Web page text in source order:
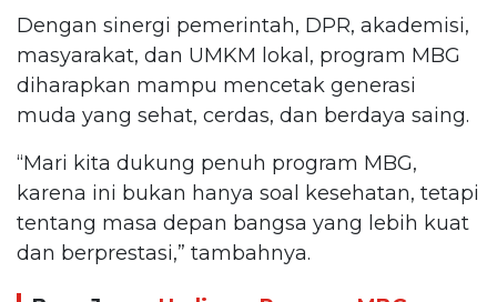
Dengan sinergi pemerintah, DPR, akademisi,
masyarakat, dan UMKM lokal, program MBG
diharapkan mampu mencetak generasi
muda yang sehat, cerdas, dan berdaya saing.
“Mari kita dukung penuh program MBG,
karena ini bukan hanya soal kesehatan, tetapi
tentang masa depan bangsa yang lebih kuat
dan berprestasi,” tambahnya.